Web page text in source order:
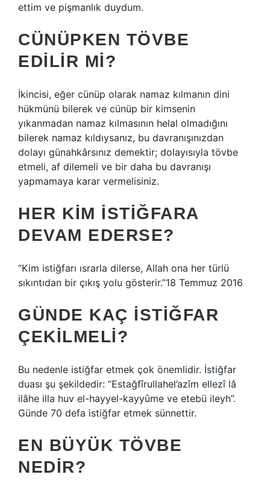
ettim ve pişmanlık duydum.
CÜNÜPKEN TÖVBE
EDILIR MI?
İkincisi, eğer cünüp olarak namaz kılmanın dini
hükmünü bilerek ve cünüp bir kimsenin
yıkanmadan namaz kılmasının helal olmadığını
bilerek namaz kıldıysanız, bu davranışınızdan
dolayı günahkârsınız demektir; dolayısıyla tövbe
etmeli, af dilemeli ve bir daha bu davranışı
yapmamaya karar vermelisiniz.
HER KIM İSTIĞFARA
DEVAM EDERSE?
“Kim istiğfarı ısrarla dilerse, Allah ona her türlü
sıkıntıdan bir çıkış yolu gösterir.”18 Temmuz 2016
GÜNDE KAÇ ISTIĞFAR
ÇEKILMELI?
Bu nedenle istiğfar etmek çok önemlidir. İstiğfar
duası şu şekildedir: “Estağfîrullahel’azîm ellezî lâ
ilâhe illa huv el-hayyel-kayyûme ve etebü ileyh”.
Günde 70 defa istiğfar etmek sünnettir.
EN BÜYÜK TÖVBE
NEDIR?